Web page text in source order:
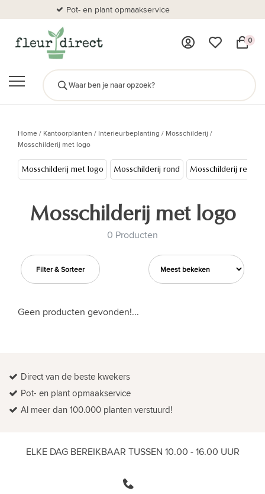
Pot- en plant opmaakservice
0
Home/ Kantoorplanten / Interieurbeplanting / Mosschilderij /
Mosschilderij met logo
Mosschilderij met logo Mosschilderij rond Mosschilderij
Mosschilderij met logo
0 Producten
Filter & Sorteer
Geen producten gevonden!...
Direct van de beste kwekers
Pot- en plant opmaakservice
Al meer dan 100.000 planten verstuurd!
ELKE DAG BEREIKBAAR TUSSEN 10.00 - 16.00 UUR